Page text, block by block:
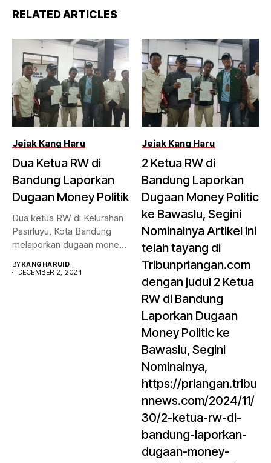
RELATED ARTICLES
Jejak Kang Haru
Dua Ketua RW di
Bandung Laporkan
Dugaan Money Politik
Dua ketua RW di Kelurahan
Pasirluyu, Kota Bandung
melaporkan dugaan money
BYKANGHARUID
DECEMBER 2, 2024
Jejak Kang Haru
2 Ketua RW di
Bandung Laporkan
Dugaan Money Politic
ke Bawaslu, Segini
Nominalnya Artikel ini
telah tayang di
Tribunpriangan.com
dengan judul 2 Ketua
RW di Bandung
Laporkan Dugaan
Money Politic ke
Bawaslu, Segini
Nominalnya,
https://priangan.tribu
nnews.com/2024/11/
30/2-ketua-rw-di-
bandung-laporkan-
dugaan-money-